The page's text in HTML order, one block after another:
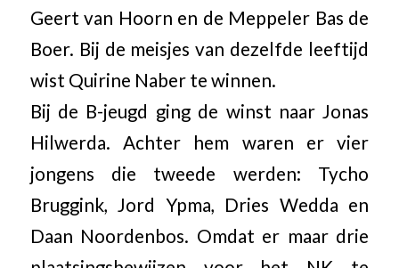
Geert van Hoorn en de Meppeler Bas de
Boer. Bij de meisjes van dezelfde leeftijd
wist Quirine Naber te winnen.
Bij de B-jeugd ging de winst naar Jonas
Hilwerda. Achter hem waren er vier
jongens die tweede werden: Tycho
Bruggink, Jord Ypma, Dries Wedda en
Daan Noordenbos. Omdat er maar drie